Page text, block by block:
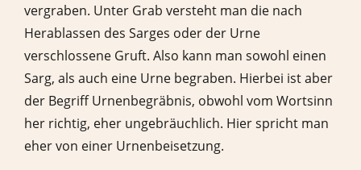
vergraben. Unter Grab versteht man die nach
Herablassen des Sarges oder der Urne
verschlossene Gruft. Also kann man sowohl einen
Sarg, als auch eine Urne begraben. Hierbei ist aber
der Begriff Urnenbegräbnis, obwohl vom Wortsinn
her richtig, eher ungebräuchlich. Hier spricht man
eher von einer Urnenbeisetzung.